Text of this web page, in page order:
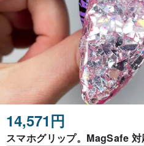
14,571円
スマホグリップ。MagSafe 対